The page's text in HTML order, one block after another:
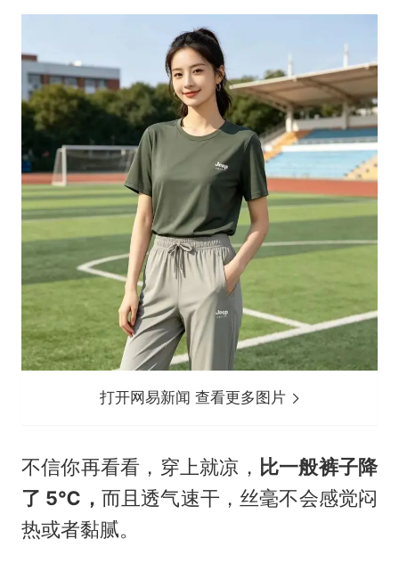
打开网易新闻 查看更多图片
不信你再看看，穿上就凉， 比一般裤子降
了 5℃， 而且透气速干，丝毫不会感觉闷
热或者黏腻。